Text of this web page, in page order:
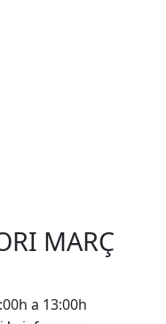
MARÇ
a 13:00h